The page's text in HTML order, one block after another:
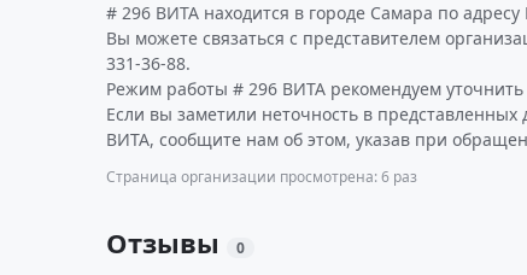
# 296 ВИТА находится в городе Самара по
Вы можете связаться с представителем
331-36-88.
Режим работы # 296 ВИТА рекомендуем уточнить
Если вы заметили неточность в
ВИТА, сообщите нам об этом, указав при
Страница организации просмотрена: 6 раз
Отзывы 0